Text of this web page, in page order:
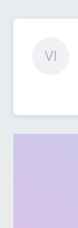
Vl